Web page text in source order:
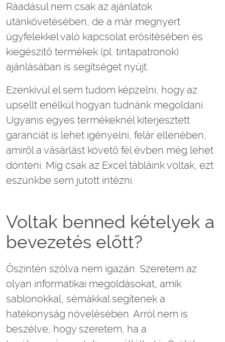
Ráadásul nem csak az ajánlatok
utánkövetésében, de a már megnyert
ügyfelekkel való kapcsolat erősítésében és
kiegészítő termékek (pl. tintapatronok)
ajánlásában is segítséget nyújt.
Ezenkívül el sem tudom képzelni, hogy az
upsellt enélkül hogyan tudnánk megoldani.
Ugyanis egyes termékeknél kiterjesztett
garanciát is lehet igényelni, felár ellenében,
amiről a vásárlást követő fél évben még lehet
dönteni. Míg csak az Excel tábláink voltak, ezt
eszünkbe sem jutott intézni.
Voltak benned kételyek a
bevezetés előtt?
Őszintén szólva nem igazán. Szeretem az
olyan informatikai megoldásokat, amik
sablonokkal, sémákkal segítenek a
hatékonyság növelésében. Arról nem is
beszélve, hogy szeretem, ha a